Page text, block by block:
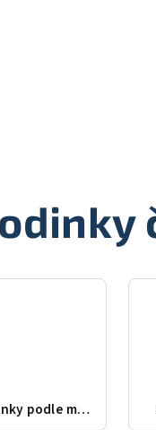
Hodinky podle města